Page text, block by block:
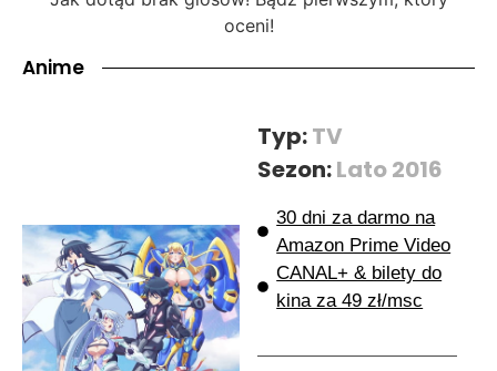
oceni!
Anime
Typ:TV
Sezon:Lato 2016
30 dni za darmo na
Amazon Prime Video
CANAL+ & bilety do
kina za 49 zł/msc